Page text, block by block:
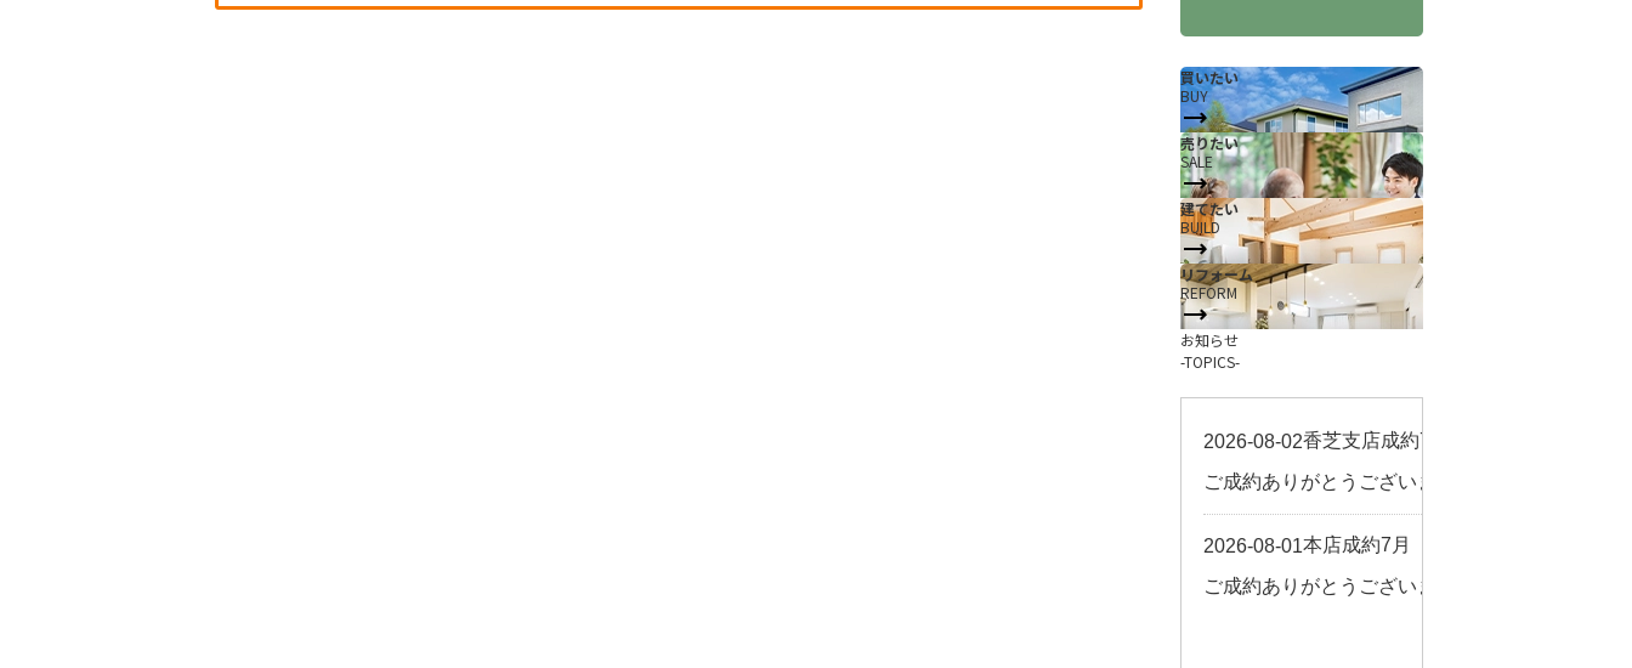
当社について 会社概要
香芝支店紹介ページ
採用情報
お知らせ
コラム
スタッフ紹介
お客様の声
来店予約
よくある質問
サイトマップ
お問い合わせ
買いたい
BUY
売りたい
SALE
建てたい
BUILD
リフォーム
REFORM
お知らせ
-TOPICS-